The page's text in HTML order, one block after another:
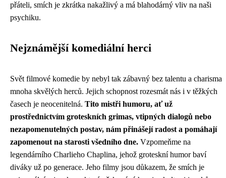
přáteli, smích je zkrátka nakažlivý a má blahodárný vliv na naši
psychiku.
Nejznámější komediální herci
Svět filmové komedie by nebyl tak zábavný bez talentu a charisma
mnoha skvělých herců. Jejich schopnost rozesmát nás i v těžkých
časech je neocenitelná. Tito mistři humoru, ať už
prostřednictvím groteskních grimas, vtipných dialogů nebo
nezapomenutelných postav, nám přinášejí radost a pomáhají
zapomenout na starosti všedního dne. Vzpomeňme na
legendárního Charlieho Chaplina, jehož groteskní humor baví
diváky už po generace. Jeho filmy jsou důkazem, že smích je